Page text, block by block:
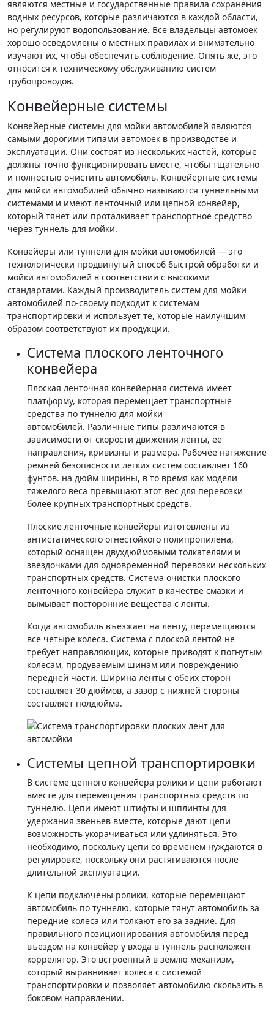
являются местные и государственные правила сохранения
водных ресурсов, которые различаются в каждой области,
но регулируют водопользование. Все владельцы автомоек
хорошо осведомлены о местных правилах и внимательно
изучают их, чтобы обеспечить соблюдение. Опять же, это
относится к техническому обслуживанию систем
трубопроводов.
Конвейерные системы
Конвейерные системы для мойки автомобилей являются
самыми дорогими типами автомоек в производстве и
эксплуатации. Они состоят из нескольких частей, которые
должны точно функционировать вместе, чтобы тщательно
и полностью очистить автомобиль. Конвейерные системы
для мойки автомобилей обычно называются туннельными
системами и имеют ленточный или цепной конвейер,
который тянет или проталкивает транспортное средство
через туннель для мойки.
Конвейеры или туннели для мойки автомобилей — это
технологически продвинутый способ быстрой обработки и
мойки автомобилей в соответствии с высокими
стандартами. Каждый производитель систем для мойки
автомобилей по-своему подходит к системам
транспортировки и использует те, которые наилучшим
образом соответствуют их продукции.
Система плоского ленточного
конвейера
Плоская ленточная конвейерная система имеет
платформу, которая перемещает транспортные
средства по туннелю для мойки
автомобилей. Различные типы различаются в
зависимости от скорости движения ленты, ее
направления, кривизны и размера. Рабочее натяжение
ремней безопасности легких систем составляет 160
фунтов. на дюйм ширины, в то время как модели
тяжелого веса превышают этот вес для перевозки
более крупных транспортных средств.
Плоские ленточные конвейеры изготовлены из
антистатического огнестойкого полипропилена,
который оснащен двухдюймовыми толкателями и
звездочками для одновременной перевозки нескольких
транспортных средств. Система очистки плоского
ленточного конвейера служит в качестве смазки и
вымывает посторонние вещества с ленты.
Когда автомобиль въезжает на ленту, перемещаются
все четыре колеса. Система с плоской лентой не
требует направляющих, которые приводят к погнутым
колесам, продуваемым шинам или повреждению
передней части. Ширина ленты с обеих сторон
составляет 30 дюймов, а зазор с нижней стороны
составляет полдюйма.
Системы цепной транспортировки
В системе цепного конвейера ролики и цепи работают
вместе для перемещения транспортных средств по
туннелю. Цепи имеют штифты и шплинты для
удержания звеньев вместе, которые дают цепи
возможность укорачиваться или удлиняться. Это
необходимо, поскольку цепи со временем нуждаются в
регулировке, поскольку они растягиваются после
длительной эксплуатации.
К цепи подключены ролики, которые перемещают
автомобиль по туннелю, которые тянут автомобиль за
передние колеса или толкают его за задние. Для
правильного позиционирования автомобиля перед
въездом на конвейер у входа в туннель расположен
коррелятор. Это встроенный в землю механизм,
который выравнивает колеса с системой
транспортировки и позволяет автомобилю скользить в
боковом направлении.